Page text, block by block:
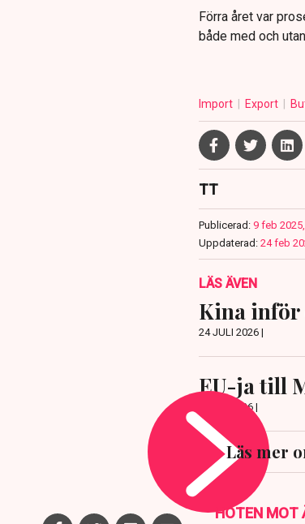
Förra året var
både med och
Import Export
TT
Publicerad: 9 feb
Uppdaterad: 24 feb
LÄS ÄVEN
Kina inför
24 JULI 2026 |
EU-ja till
8 JULI 2026 |
Läs mer
HOTEN MOT